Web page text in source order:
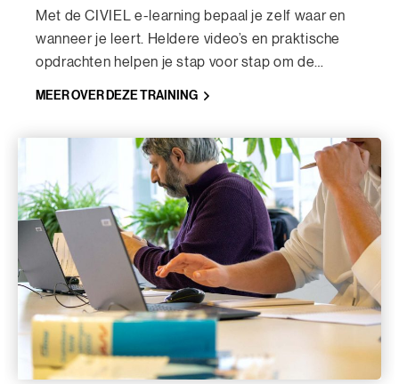
Met de CIVIEL e-learning bepaal je zelf waar en
wanneer je leert. Heldere video’s en praktische
opdrachten helpen je stap voor stap om de
MEER OVER DEZE TRAINING